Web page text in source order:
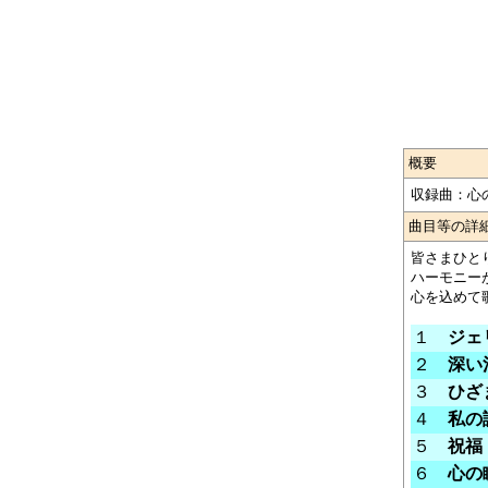
概要
収録曲：
曲目等の詳
皆さまひと
ハーモニー
心を込めて
１ ジェ
２ 深い
３ ひざ
４ 私の
５祝福
６心の